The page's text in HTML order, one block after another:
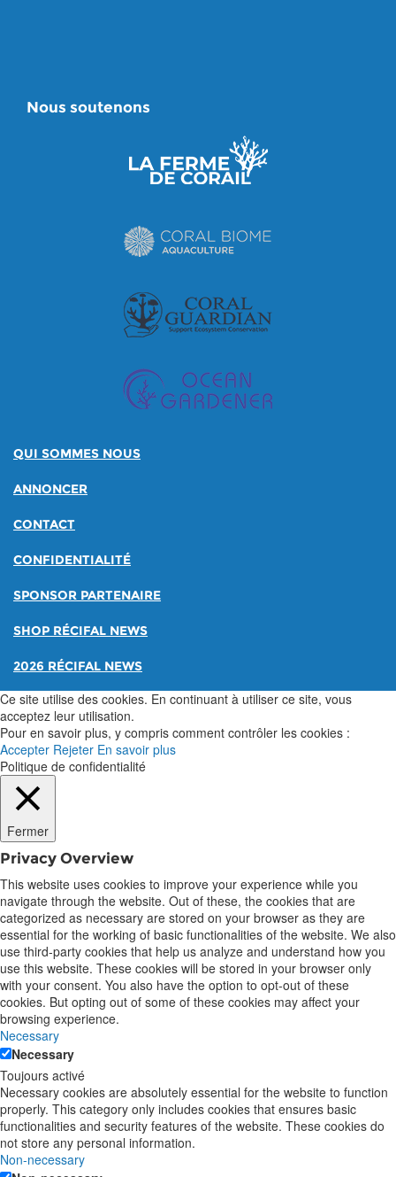
Nous soutenons
QUI SOMMES NOUS
ANNONCER
CONTACT
CONFIDENTIALITÉ
SPONSOR PARTENAIRE
SHOP RÉCIFAL NEWS
2026 RÉCIFAL NEWS
Ce site utilise des cookies. En continuant à utiliser ce site, vous
acceptez leur utilisation.
Pour en savoir plus, y compris comment contrôler les cookies :
Accepter Rejeter En savoir plus
Politique de confidentialité
Fermer
Privacy Overview
This website uses cookies to improve your experience while you
navigate through the website. Out of these, the cookies that are
categorized as necessary are stored on your browser as they are
essential for the working of basic functionalities of the website. We also
use third-party cookies that help us analyze and understand how you
use this website. These cookies will be stored in your browser only
with your consent. You also have the option to opt-out of these
cookies. But opting out of some of these cookies may affect your
browsing experience.
Necessary
Necessary
Toujours activé
Necessary cookies are absolutely essential for the website to function
properly. This category only includes cookies that ensures basic
functionalities and security features of the website. These cookies do
not store any personal information.
Non-necessary